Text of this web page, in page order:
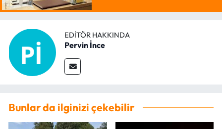
EDITÖR HAKKINDA
Pervin İnce
Bunlar da ilginizi çekebilir